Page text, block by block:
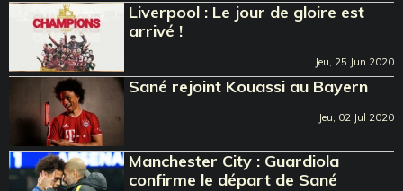
Liverpool : Le jour de gloire est
arrivé !
Jeu, 25 Jun 2020
Sané rejoint Kouassi au Bayern
Jeu, 02 Jul 2020
Manchester City : Guardiola
confirme le départ de Sané